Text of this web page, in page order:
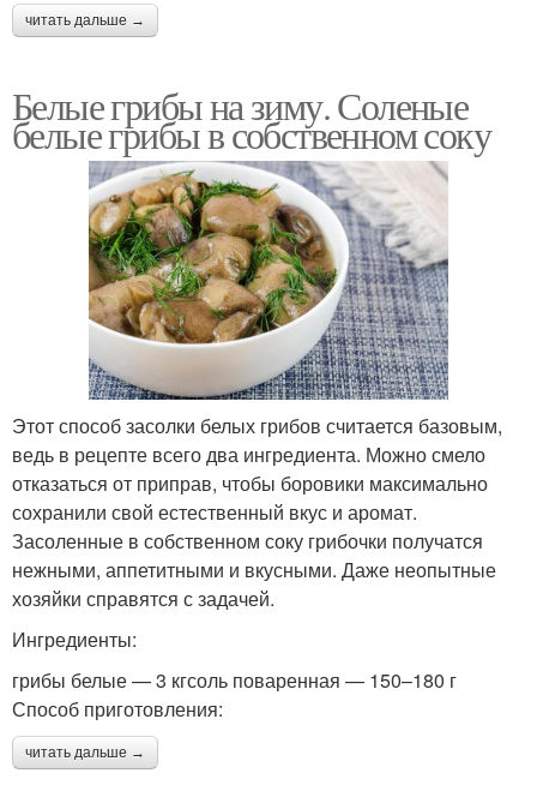
читать дальше →
Белые грибы на зиму. Соленые
белые грибы в собственном соку
Этот способ засолки белых грибов считается базовым,
ведь в рецепте всего два ингредиента. Можно смело
отказаться от приправ, чтобы боровики максимально
сохранили свой естественный вкус и аромат.
Засоленные в собственном соку грибочки получатся
нежными, аппетитными и вкусными. Даже неопытные
хозяйки справятся с задачей.
Ингредиенты:
грибы белые — 3 кгсоль поваренная — 150–180 г
Способ приготовления:
читать дальше →